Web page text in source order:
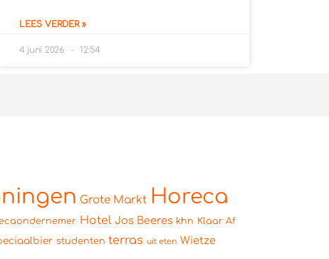
LEES VERDER »
4 juni 2026 12:54
Grote Markt Horeca
Hotel Jos Beeres khn Klaar Af
studenten terras uit eten Wietze